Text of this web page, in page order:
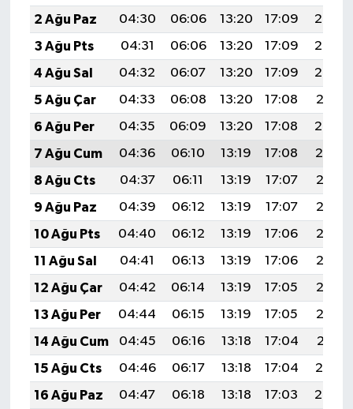
2 Ağu Paz
04:30 06:06 13:20 17:09
20:24
3 Ağu Pts
04:31 06:06 13:20 17:09
20:23
4 Ağu Sal
04:32 06:07 13:20 17:09
20:22
5 Ağu Çar
04:33 06:08 13:20 17:08
20:21
6 Ağu Per
04:35 06:09 13:20 17:08
20:20
7 Ağu Cum
04:36 06:10 13:19 17:08
20:19
8 Ağu Cts
04:37 06:11 13:19 17:07
20:18
9 Ağu Paz
04:39 06:12 13:19 17:07
20:17
10 Ağu Pts
04:40 06:12 13:19 17:06
20:16
11 Ağu Sal
04:41 06:13 13:19 17:06
20:15
12 Ağu Çar
04:42 06:14 13:19 17:05
20:13
13 Ağu Per
04:44 06:15 13:19 17:05
20:12
14 Ağu Cum
04:45 06:16 13:18 17:04
20:11
15 Ağu Cts
04:46 06:17 13:18 17:04
20:10
16 Ağu Paz
04:47 06:18 13:18 17:03
20:08